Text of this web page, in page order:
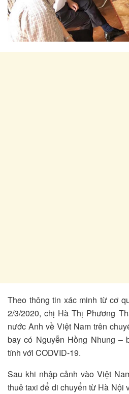
Theo thông tin xác minh từ cơ
2/3/2020, chị Hà Thị Phương
nước Anh về Việt Nam trên
bay có Nguyễn Hồng Nhung –
tính với CODVID-19.
Sau khi nhập cảnh vào Việt
thuê taxi để di chuyển từ Hà Nội